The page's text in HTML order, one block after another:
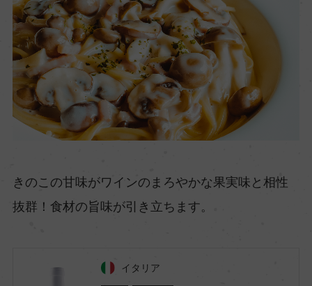
きのこの甘味がワインのまろやかな果実味と相性
抜群！食材の旨味が引き立ちます。
イタリア